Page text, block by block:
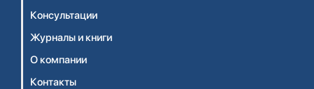
Консультации
Журналы и книги
О компании
Контакты